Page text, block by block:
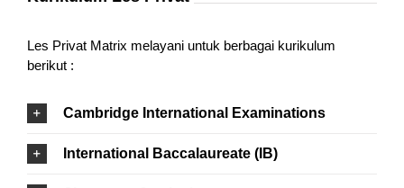
Les Privat Matrix melayani untuk berbagai kurikulum
berikut :
Cambridge International Examinations
International Baccalaureate (IB)